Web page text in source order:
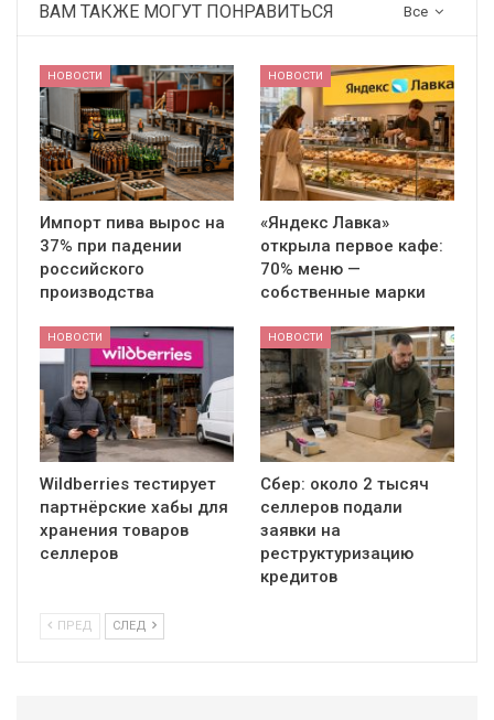
Все
ВАМ ТАКЖЕ МОГУТ ПОНРАВИТЬСЯ
НОВОСТИ
Импорт пива вырос на
37% при падении
российского
производства
НОВОСТИ
«Яндекс Лавка»
открыла первое кафе:
70% меню —
собственные марки
НОВОСТИ
Wildberries тестирует
партнёрские хабы для
хранения товаров
селлеров
НОВОСТИ
Сбер: около 2 тысяч
селлеров подали
заявки на
реструктуризацию
кредитов
ПРЕД СЛЕД